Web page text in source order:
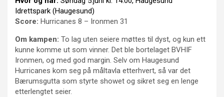
Idrettspark (Haugesund)
Score: Hurricanes 8 – Ironmen 31
Om kampen: To lag uten seiere møttes til dyst, og kun ett
kunne komme ut som vinner. Det ble bortelaget BVHIF
Ironmen, og med god margin. Selv om Haugesund
Hurricanes kom seg på måltavla etterhvert, så var det
Bærumsgutta som styrte showet og sikret seg en lenge
etterlengtet seier.